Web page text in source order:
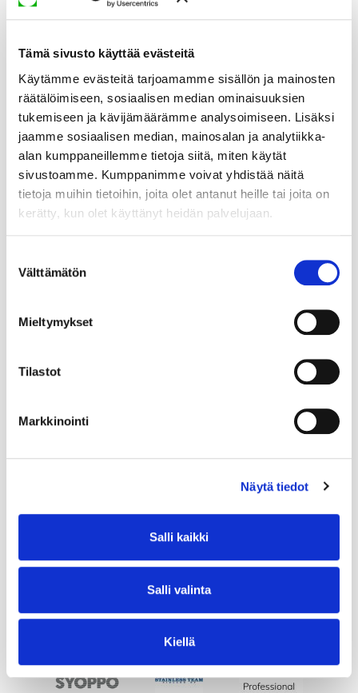
Tämä sivusto käyttää evästeitä
Käytämme evästeitä tarjoamamme sisällön ja mainosten
räätälöimiseen, sosiaalisen median ominaisuuksien
tukemiseen ja kävijämäärämme analysoimiseen. Lisäksi
jaamme sosiaalisen median, mainosalan ja analytiikka-
alan kumppaneillemme tietoja siitä, miten käytät
sivustoamme. Kumppanimme voivat yhdistää näitä
tietoja muihin tietoihin, joita olet antanut heille tai joita on
kerätty, kun olet käyttänyt heidän palvelujaan.
valinta
Välttämätön
Mieltymykset
Tilastot
Markkinointi
Näytä tiedot
Salli kaikki
Salli valinta
Kiellä